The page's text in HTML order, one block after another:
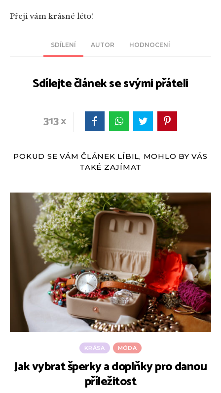
SDÍLENÍ AUTOR HODNOCENÍ
Sdílejte článek se svými přáteli
313
Přeji vám krásné léto!
POKUD SE VÁM ČLÁNEK LÍBIL, MOHLO BY VÁS
TAKÉ ZAJÍMAT
KRÁSA MÓDA
Jak vybrat šperky a doplňky pro danou
příležitost